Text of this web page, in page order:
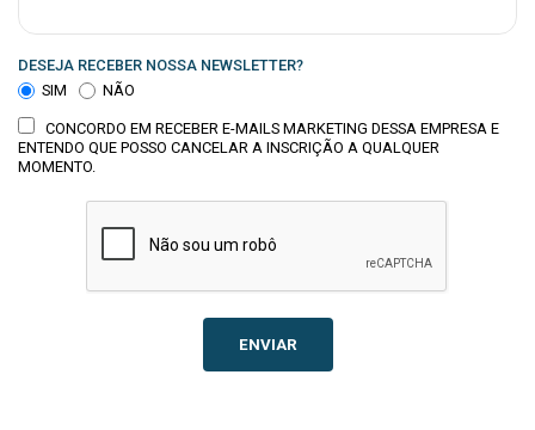
DESEJA RECEBER NOSSA NEWSLETTER?
SIM
NÃO
CONCORDO EM RECEBER E-MAILS MARKETING DESSA EMPRESA E
ENTENDO QUE POSSO CANCELAR A INSCRIÇÃO A QUALQUER
MOMENTO.
ENVIAR